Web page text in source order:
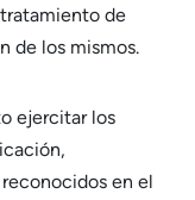
de
de los mismos.
ejercitar los
en el